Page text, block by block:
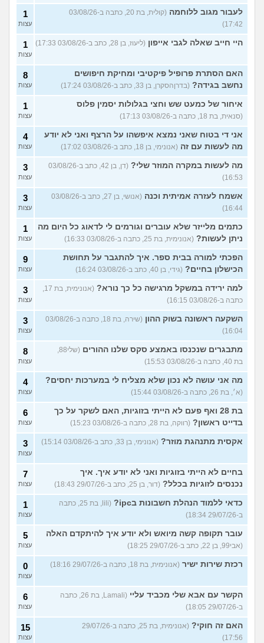
לעבור מגוב ללוחמה
(קולית, בת 20, כתבה ב-03/08/26
17:42)
1
עצות
היי חייב שאלה לגבי אייפון (ליעוז, בן 28, כתב ב-03/08/26 17:33) 1
עצות
האם הסתרת פרופיל פיקטיבי ומחיקת חיפושים
נחשב בגידה? (בדרןהסקרן, בן 33, כתב ב-03/08/26 17:24)
8
עצות
איחור של כמעט שש וחצי בגלולות יסמין פלוס
(סנאית, בת 18, כתבה ב-03/08/26 17:13)
1
עצות
אני די בטוח שאני נמצא איפשהו על הרצף ואני לא יודע
מה לעשות עם זה (אנונימי, בן 18, כתב ב-03/08/26 17:02)
4
עצות
מה לעשות במקרה המוזר שלי?
(דן, בן 42, כתב ב-03/08/26
16:53)
3
עצות
אשמח לעזרה אמיתית וכנה
(אנושי, בן 27, כתב ב-03/08/26
16:44)
3
עצות
כתמים מלייזר שלא עוברים וגורמים לי לדאוג כל היום מה
ניתן לעשות? (אנונימית, בת 25, כתבה ב-03/08/26 16:33)
1
עצות
הפכתי למורה בבית ספר. איך להתגבר על תחושת
הכישלון בחיים? (גידי, בן 40, כתב ב-03/08/26 16:24)
9
עצות
למה ירידה במשקל מרגישה כל כך נורא?
(אנונימית, בת 17,
כתבה ב-03/08/26 16:15)
3
עצות
השקעה ראשונה בשוק ההון
(שירה, בת 18, כתבה ב-03/08/26
16:04)
3
עצות
מתבגרים שנכנסו באמצע סקס שלנו ההורים
(שלי88,
בת 40, כתבה ב-03/08/26 15:53)
8
עצות
מה אני עושה לא נכון שלא מצליח לי במערכות יחסים?
(א׳, בת 26, כתבה ב-03/08/26 15:44)
4
עצות
בת 28 ואף פעם לא הייתי בזוגיות, האם לשקר על כך
בדייט ראשון? (רווקה, בת 28, כתבה ב-03/08/26 15:23)
6
עצות
אקסית מתנהגת מוזר? (אנונימי, בן 33, כתב ב-03/08/26 15:14) 3
עצות
בחיים לא הייתי בזוגיות ואני לא יודע איך. איך
נכנסים לזוגיות בכלל? (דור, בן 25, כתב ב-29/07/26 18:43)
7
עצות
כדאי ללמוד הנהלת חשבונות בipc?
(lili, בת 25, כתבה
ב-29/07/26 18:34)
1
עצות
עובר תקופה קשה מיואש ולא יודע איך להיתקדם האלה
(אבי99, בן 22, כתב ב-29/07/26 18:25)
5
עצות
רכזת שירות ישיר (אנונימית, בת 18, כתבה ב-29/07/26 18:16) 0
עצות
הקשר עם אבא שלי מכביד עליי
(Lamali, בת 26, כתבה
ב-29/07/26 18:05)
6
עצות
האם זה חוקי?
(אנונימית, בת 25, כתבה ב-29/07/26
17:56)
15
עצות